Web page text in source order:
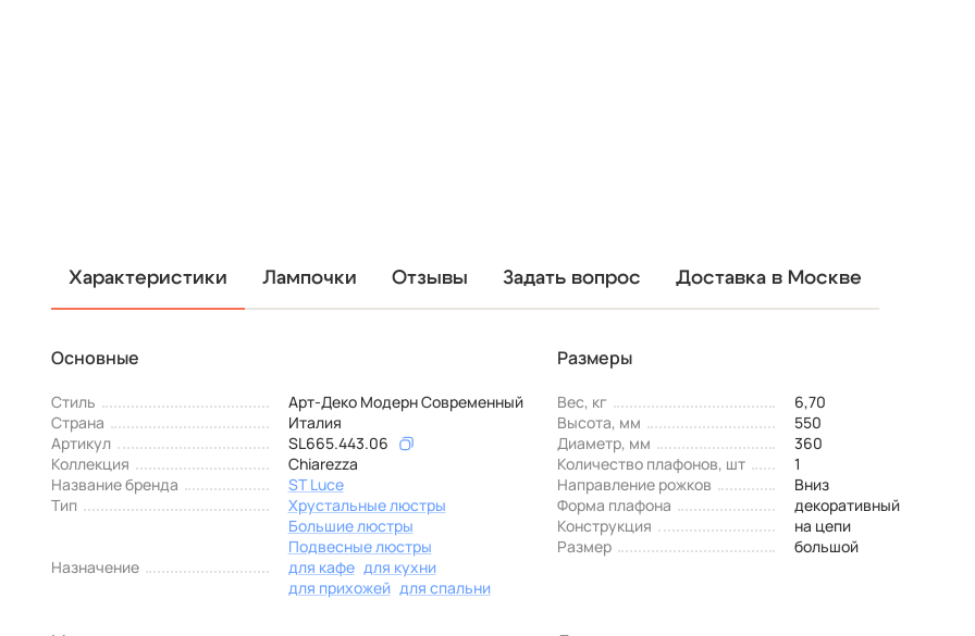
Характеристики Лампочки Отзывы Задать вопрос Доставка в Москве
Основные
Стиль
Арт-Деко Модерн Современный
Страна
Италия
Артикул
SL665.443.06
Коллекция
Chiarezza
Название бренда
ST Luce
Тип
Хрустальные люстры
Большие люстры
Подвесные люстры
Назначение
для кафе для кухни
для прихожей для спальни
Размеры
Вес, кг
6,70
Высота, мм
550
Диаметр, мм
360
Количество плафонов, шт
1
Направление рожков
Вниз
Форма плафона
декоративный
Конструкция
на цепи
Размер
большой